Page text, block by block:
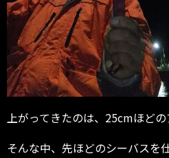
上がってきたのは、25cmほどの
そんな中、先ほどのシーバスを